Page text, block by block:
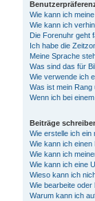
Wie kann ich
Wie kann ich
Die Forenuhr geht
Ich habe die
Meine Sprache
Was sind das für
Wie verwende ich
Was ist mein Rang
Wenn ich bei
Beiträge
Wie erstelle ich ein
Wie kann ich
Wie kann ich
Wie kann ich eine
Wieso kann ich
Wie bearbeite
Warum kann ich